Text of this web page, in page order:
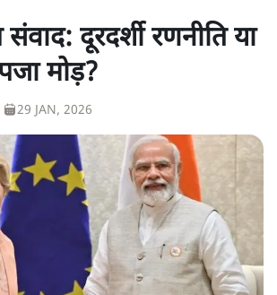
दूरदर्शी रणनीति या
मोड़?
29 JAN, 2026